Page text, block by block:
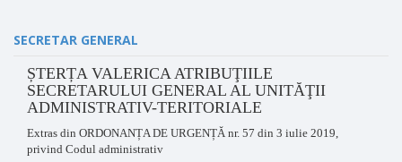
SECRETAR GENERAL
ȘTERȚA VALERICA ATRIBUŢIILE
SECRETARULUI GENERAL AL UNITĂŢII
ADMINISTRATIV-TERITORIALE
Extras din ORDONANȚA DE URGENȚĂ nr. 57 din 3 iulie 2019,
privind Codul administrativ